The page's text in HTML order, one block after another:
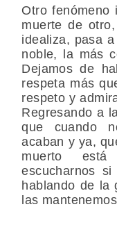
Otro fenómeno
muerte de
idealiza, pasa
noble, la más
Dejamos de
respeta más
respeto y
Regresando a
que cuando
acaban y ya,
muerto
escucharnos
hablando de la
las